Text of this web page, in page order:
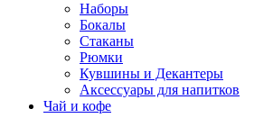
Наборы
Бокалы
Стаканы
Рюмки
Кувшины и Декантеры
Аксессуары для напитков
Чай и кофе